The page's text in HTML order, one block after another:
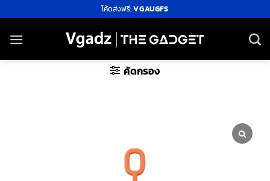
ไป
ยัง
โค้ดส่งฟรี:VGAUGFS
คัดกรอง